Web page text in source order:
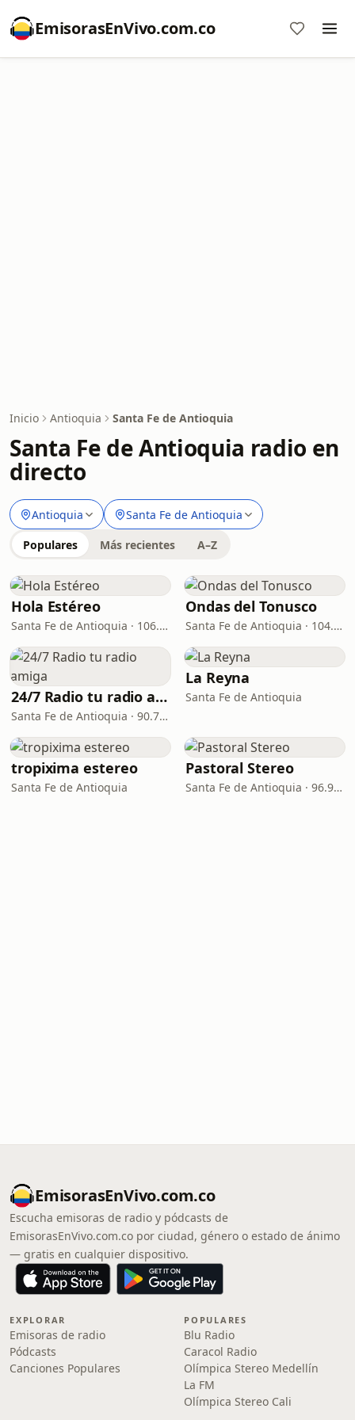
EmisorasEnVivo.com.co
Inicio Antioquia Santa Fe de Antioquia
Santa Fe de Antioquia radio en
directo
Antioquia Santa Fe de Antioquia
Populares Más recientes A–Z
Hola Estéreo
Santa Fe de Antioquia · 106.7 FM
Ondas del Tonusco
Santa Fe de Antioquia · 104.4 FM
24/7 Radio tu radio amiga
Santa Fe de Antioquia · 90.7 FM
La Reyna
Santa Fe de Antioquia
tropixima estereo
Santa Fe de Antioquia
Pastoral Stereo
Santa Fe de Antioquia · 96.9 FM
EmisorasEnVivo.com.co
Escucha emisoras de radio y pódcasts de
EmisorasEnVivo.com.co por ciudad, género o estado de ánimo
— gratis en cualquier dispositivo.
EXPLORAR
Emisoras de radio
Pódcasts
Canciones Populares
POPULARES
Blu Radio
Caracol Radio
Olímpica Stereo Medellín
La FM
Olímpica Stereo Cali